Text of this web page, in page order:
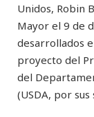
Unidos, Robin
Mayor el 9 de
desarrollados
proyecto del
del
(USDA, por